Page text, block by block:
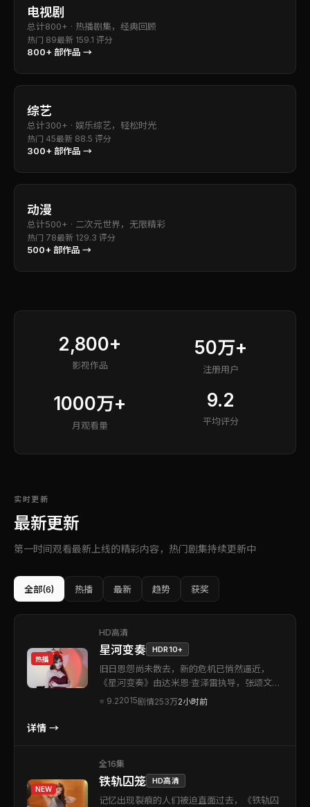
电视剧
总计800+ · 热播剧集，经典回顾
热门 89最新 159.1 评分
800+ 部作品 →
综艺
总计300+ · 娱乐综艺，轻松时光
热门 45最新 88.5 评分
300+ 部作品 →
动漫
总计500+ · 二次元世界，无限精彩
热门 78最新 129.3 评分
500+ 部作品 →
2,800+
影视作品
50万+
注册用户
1000万+
月观看量
9.2
平均评分
实时更新
最新更新
第一时间观看最新上线的精彩内容，热门剧集持续更新中
全部(6) 热播 最新 趋势 获奖
热播
HD高清
星河变奏 HDR10+
旧日恩怨尚未散去，新的危机已悄然逼近，
《星河变奏》由达米恩·查泽雷执导，张颂文、
张子枫，蒋奇明、齐溪等联袂出演。本片为美
⭐ 9.22015剧情253万2小时前
详情 →
NEW
全16集
铁轨囚笼 HD高清
记忆出现裂痕的人们被迫直面过去，《铁轨囚